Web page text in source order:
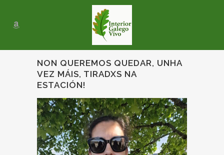
NON QUEREMOS QUEDAR, UNHA
VEZ MÁIS, TIRADXS NA
ESTACIÓN!